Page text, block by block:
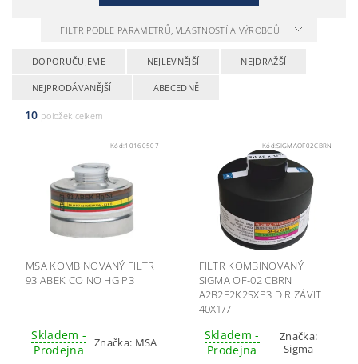
FILTR PODLE PARAMETRŮ, VLASTNOSTÍ A VÝROBCŮ
DOPORUČUJEME NEJLEVNĚJŠÍ NEJDRAŽŠÍ
NEJPRODÁVANĚJŠÍ ABECEDNĚ
10 položek celkem
Kód: 10160507
MSA KOMBINOVANÝ FILTR
93 ABEK CO NO HG P3
Skladem -
Prodejna
Značka: MSA
Kód:SIGMAOF02CBRN
FILTR KOMBINOVANÝ
SIGMA OF-02 CBRN
A2B2E2K2SXP3 D R ZÁVIT
40X1/7
Skladem -
Prodejna
Značka:
Sigma